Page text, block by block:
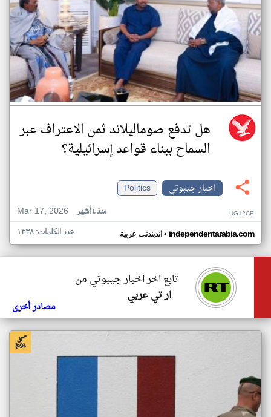
هل تدفع صوماليلاند ثمن الاعتراف عبر
السماح ببناء قواعد إسرائيلية؟
اخبار جيبوتي
Politics
Mar 17, 2026
منذ ٤ أشهر UG12CE
اندبندنت عربية• independentarabia.com عدد الكلمات: ١٣٣٨
تابع اخر اخبار جيبوتي من
ار تي عربي
مصادر أخرى